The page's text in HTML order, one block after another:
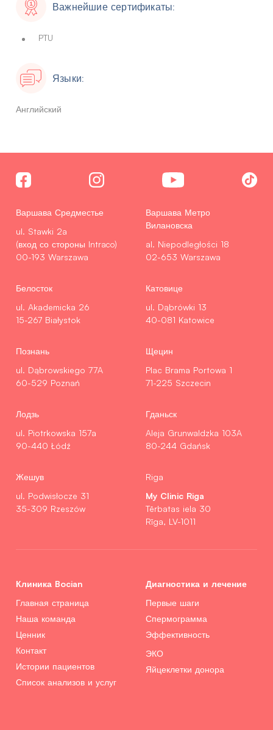
Важнейшие сертификаты:
PTU
Языки:
Английский
Варшава Средместье
ul. Stawki 2a
(вход со стороны Intraco)
00-193 Warszawa
Варшава Метро
Вилановска
al. Niepodległości 18
02-653 Warszawa
Белосток
ul. Akademicka 26
15-267 Białystok
Катовице
ul. Dąbrówki 13
40-081 Katowice
Познань
ul. Dąbrowskiego 77A
60-529 Poznań
Щецин
Plac Brama Portowa 1
71-225 Szczecin
Лодзь
ul. Piotrkowska 157a
90-440 Łódź
Гданьск
Aleja Grunwaldzka 103A
80-244 Gdańsk
Жешув
ul. Podwisłocze 31
35-309 Rzeszów
Riga
My Clinic Riga
Tērbatas iela 30
Rīga, LV-1011
Клиника Bocian
Главная страница
Наша команда
Ценник
Контакт
Истории пациентов
Список анализов и услуг
Диагностика и лечение
Первые шаги
Спермограмма
Эффективность
ЭКО
Яйцеклетки донора